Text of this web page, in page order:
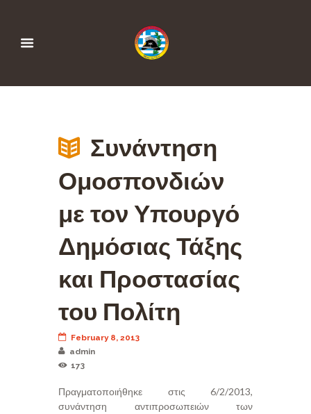
Συνάντηση
Ομοσπονδιών
με τον Υπουργό
Δημόσιας Τάξης
και Προστασίας
του Πολίτη
February 8, 2013
admin
173
Πραγματοποιήθηκε στις 6/2/2013,
συνάντηση αντιπροσωπειών των